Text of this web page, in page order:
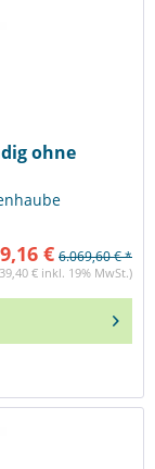
ohne
€ 6.069,60 € *
€ inkl. 19% MwSt.)